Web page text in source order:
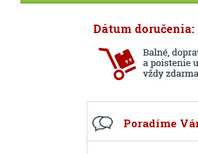
Dátum doručenia:
Poradíme